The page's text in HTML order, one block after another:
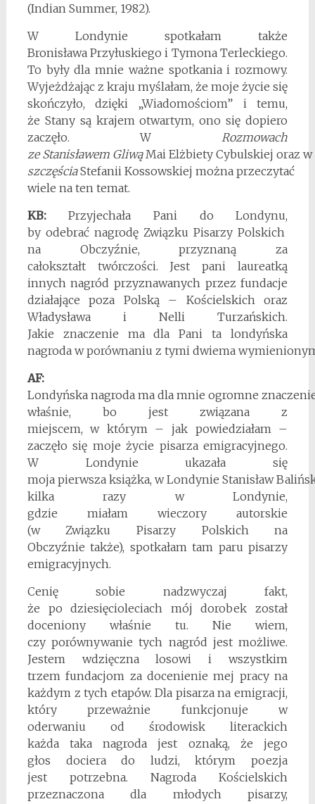
(Indian Summer, 1982).
W Londynie spotkałam także
Bronisława Przyłuskiego i Tymona Terleckiego.
To były dla mnie ważne spotkania i rozmowy.
Wyjeżdżając z kraju myślałam, że moje życie się
skończyło, dzięki „Wiadomościom” i temu,
że Stany są krajem otwartym, ono się dopiero
zaczęło. W Rozmowach
ze Stanisławem GliwąMai Elżbiety Cybulskiej oraz w
szczęściaStefanii Kossowskiej można przeczytać
wiele na ten temat.
KB:Przyjechała Pani do Londynu,
by odebrać nagrodę Związku Pisarzy Polskich
na Obczyźnie, przyznaną za
całokształt twórczości. Jest pani laureatką
innych nagród przyznawanych przez fundacje
działające poza Polską – Kościelskich oraz
Władysława i Nelli Turzańskich.
Jakie znaczenie ma dla Pani ta londyńska
nagroda w porównaniu z tymi dwiema
AF:
Londyńska nagroda ma dla mnie ogromne
właśnie, bo jest związana z
miejscem, w którym – jak powiedziałam –
zaczęło się moje życie pisarza emigracyjnego.
W Londynie ukazała się
moja pierwsza książka, w Londynie Stanisław
kilka razy w Londynie,
gdzie miałam wieczory autorskie
(w Związku Pisarzy Polskich na
Obczyźnie także), spotkałam tam paru pisarzy
emigracyjnych.
Cenię sobie nadzwyczaj fakt,
że po dziesięcioleciach mój dorobek został
doceniony właśnie tu. Nie wiem,
czy porównywanie tych nagród jest możliwe.
Jestem wdzięczna losowi i wszystkim
trzem fundacjom za docenienie mej pracy na
każdym z tych etapów. Dla pisarza na emigracji,
który przeważnie funkcjonuje w
oderwaniu od środowisk literackich
każda taka nagroda jest oznaką, że jego
głos dociera do ludzi, którym poezja
jest potrzebna. Nagroda Kościelskich
przeznaczona dla młodych pisarzy,